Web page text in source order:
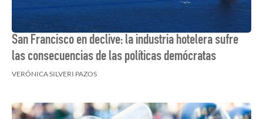
San Francisco en declive: la industria hotelera sufre
las consecuencias de las políticas demócratas
VERÓNICA SILVERI PAZOS